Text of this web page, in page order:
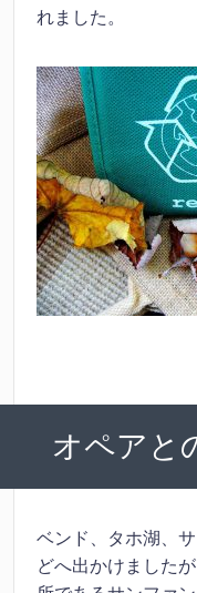
れました。
オペアと
ベンド、タホ湖、
どへ出かけました